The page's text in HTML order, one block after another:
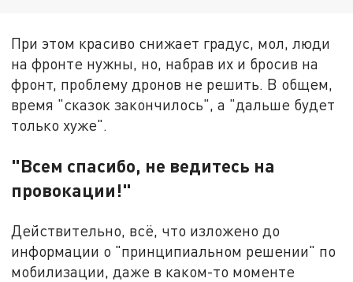
При этом красиво снижает градус, мол, люди
на фронте нужны, но, набрав их и бросив на
фронт, проблему дронов не решить. В общем,
время "сказок закончилось", а "дальше будет
только хуже".
"Всем спасибо, не ведитесь на
провокации!"
Действительно, всё, что изложено до
информации о "принципиальном решении" по
мобилизации, даже в каком-то моменте